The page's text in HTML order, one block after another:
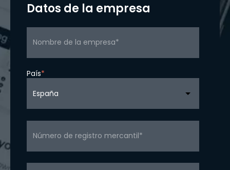
Datos de la empresa
País*